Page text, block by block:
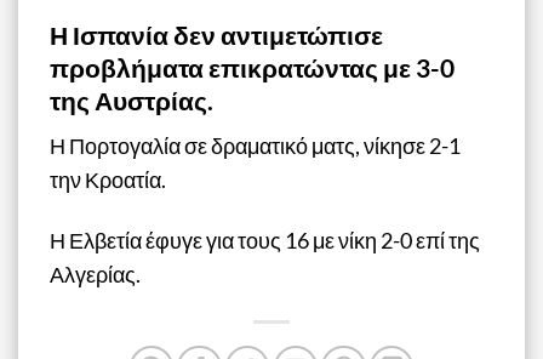
Η Ισπανία δεν αντιμετώπισε
προβλήματα επικρατώντας με 3-0
της Αυστρίας.
Η Πορτογαλία σε δραματικό ματς, νίκησε 2-1
την Κροατία.
Η Ελβετία έφυγε για τους 16 με νίκη 2-0 επί της
Αλγερίας.